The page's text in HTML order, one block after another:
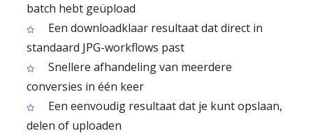
batch hebt geüpload
Een downloadklaar resultaat dat direct in
standaard JPG-workflows past
Snellere afhandeling van meerdere
conversies in één keer
Een eenvoudig resultaat dat je kunt opslaan,
delen of uploaden